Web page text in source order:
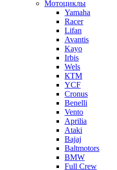
Мотоциклы
Yamaha
Racer
Lifan
Avantis
Kayo
Irbis
Wels
КТМ
YCF
Cronus
Benelli
Vento
Aprilia
Ataki
Bajaj
Baltmotors
BMW
Full Crew